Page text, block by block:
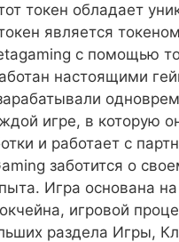
токен обладает
является
с помощью
настоящими
игре, в которую
и работает с
заботится о
Игра основана
игровой
раздела Игры,